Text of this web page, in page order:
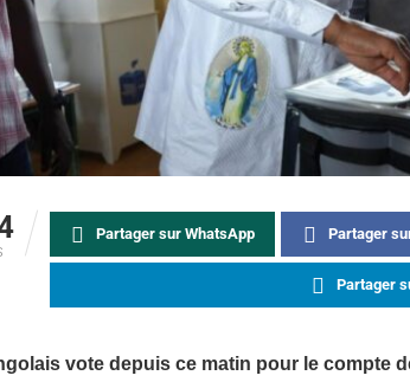
Partager sur WhatsApp Partager
Partager
vote depuis ce matin pour le compte